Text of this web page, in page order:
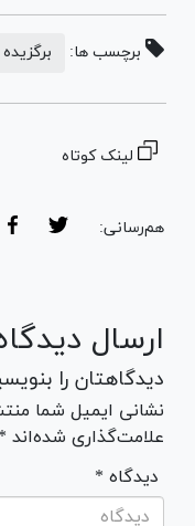
برچسب ها: برگزیده
لینک کوتاه
هم‌رسانی:
ارسال
دیدگاهتان را
نشانی ایمیل شما
علامت‌گذاری شده‌اند *
* دیدگاه